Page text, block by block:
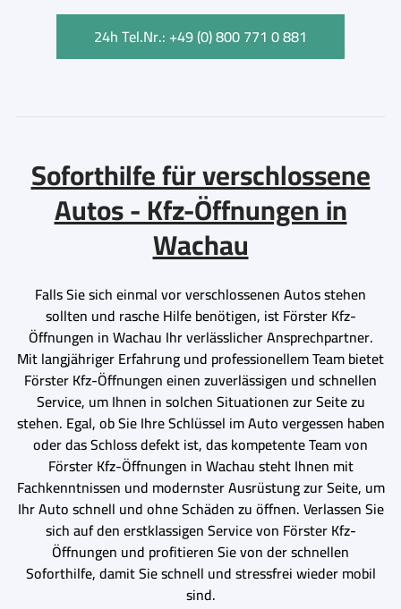
24h Tel.Nr.: +49 (0) 800 771 0 881
Soforthilfe für verschlossene
Autos - Kfz-Öffnungen in
Wachau
Falls Sie sich einmal vor verschlossenen Autos stehen
sollten und rasche Hilfe benötigen, ist Förster Kfz-
Öffnungen in Wachau Ihr verlässlicher Ansprechpartner.
Mit langjähriger Erfahrung und professionellem Team bietet
Förster Kfz-Öffnungen einen zuverlässigen und schnellen
Service, um Ihnen in solchen Situationen zur Seite zu
stehen. Egal, ob Sie Ihre Schlüssel im Auto vergessen haben
oder das Schloss defekt ist, das kompetente Team von
Förster Kfz-Öffnungen in Wachau steht Ihnen mit
Fachkenntnissen und modernster Ausrüstung zur Seite, um
Ihr Auto schnell und ohne Schäden zu öffnen. Verlassen Sie
sich auf den erstklassigen Service von Förster Kfz-
Öffnungen und profitieren Sie von der schnellen
Soforthilfe, damit Sie schnell und stressfrei wieder mobil
sind.